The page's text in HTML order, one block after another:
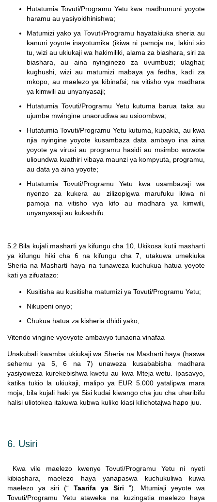
Hutatumia Tovuti/Programu Yetu kwa madhumuni yoyote
haramu au yasiyoidhinishwa;
Matumizi yako ya Tovuti/Programu hayatakiuka sheria au
kanuni yoyote inayotumika (ikiwa ni pamoja na, lakini sio
tu,wizi au ukiukaji wa hakimiliki, alama za biashara, siri za
biashara, au aina nyinginezo za uvumbuzi; ulaghai;
kughushi, wizi au matumizi mabaya ya fedha, kadi za
mkopo, au maelezo ya kibinafsi; na vitisho vya madhara
ya kimwili au unyanyasaji;
Hutatumia Tovuti/Programu Yetu kutuma barua taka au
ujumbe mwingine unaorudiwa au usioombwa;
Hutatumia Tovuti/Programu Yetu kutuma, kupakia, au kwa
njia nyingine yoyote kusambaza data ambayo ina aina
yoyote ya virusi au programu hasidi au msimbo wowote
ulioundwa kuathiri vibaya maunzi ya kompyuta, programu,
au data ya aina yoyote;
Hutatumia Tovuti/Programu Yetu kwa usambazaji wa
nyenzo za kukera au zilizopigwa marufuku ikiwa ni
pamoja na vitisho vya kifo au madhara ya kimwili,
unyanyasaji au kukashifu.
5.2 Bila kujali masharti ya kifungu cha 10, Ukikosa kutii masharti
ya kifungu hiki cha 6 na kifungu cha 7, utakuwa umekiuka
Sheria na Masharti haya na tunaweza kuchukua hatua yoyote
kati ya zifuatazo:
Kusitisha au kusitisha matumizi ya Tovuti/Programu Yetu;
Nikupeni onyo;
Chukua hatua za kisheria dhidi yako;
Vitendo vingine vyovyote ambavyo tunaona vinafaa
Unakubali kwamba ukiukaji wa Sheria na Masharti haya (haswa
sehemu ya 5, 6 na 7)unaweza kusababisha madhara
yasiyoweza kurekebishwa kwetu au kwa Mteja wetu. Ipasavyo,
katika tukio la ukiukaji, malipo ya EUR 5.000 yatalipwa mara
moja, bila kujali haki ya Sisi kudai kiwango cha juu cha uharibifu
halisi uliotokea itakuwa kubwa kuliko kiasi kilichotajwa hapo juu.
6. Usiri
Kwa vile maelezo kwenye Tovuti/Programu Yetu ni nyeti
kibiashara, maelezo haya yanapaswa kuchukuliwa kuwa
maelezo ya siri (“ Taarifa ya Siri ”). Mtumiaji yeyote wa
Tovuti/Programu Yetu ataweka na kuzingatia maelezo haya